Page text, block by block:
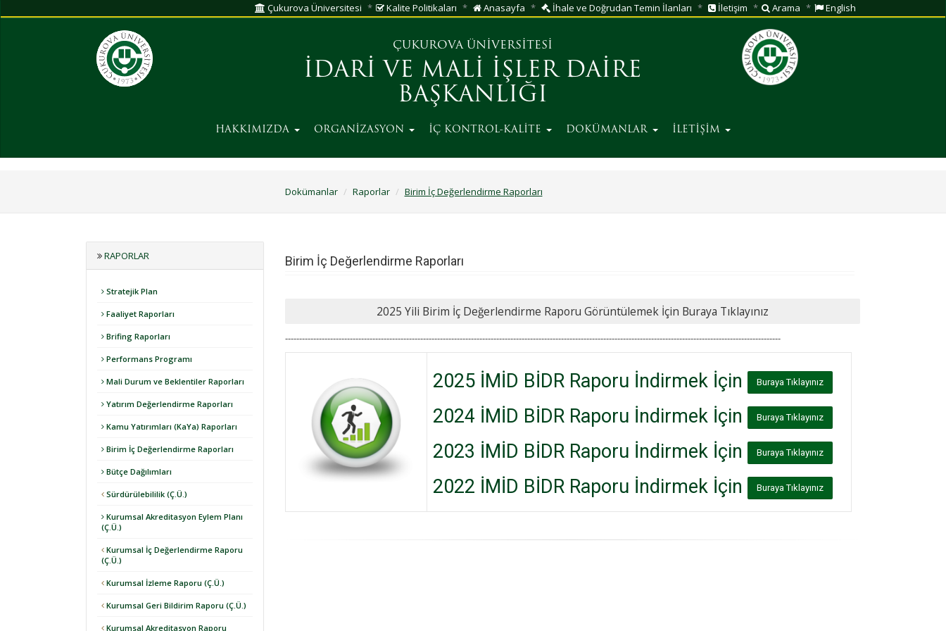
Çukurova Üniversitesi Kalite Politikaları Anasayfa İhale ve Doğrudan Temin İlanları İletişim Arama English
ÇUKUROVA ÜNİVERSİTESİ
İDARİ VE MALİ İŞLER DAİRE
BAŞKANLIĞI
HAKKIMIZDA ORGANİZASYON İÇ KONTROL-KALİTE DOKÜMANLAR İLETİŞİM
Dokümanlar Raporlar Birim İç Değerlendirme Raporları
RAPORLAR
Stratejik Plan
Faaliyet Raporları
Brifing Raporları
Performans Programı
Mali Durum ve Beklentiler Raporları
Yatırım Değerlendirme Raporları
Kamu Yatırımları (KaYa) Raporları
Birim İç Değerlendirme Raporları
Bütçe Dağılımları
Sürdürülebililik (Ç.Ü.)
Kurumsal Akreditasyon Eylem Planı
(Ç.Ü.)
Kurumsal İç Değerlendirme Raporu
(Ç.Ü.)
Kurumsal İzleme Raporu (Ç.Ü.)
Kurumsal Geri Bildirim Raporu (Ç.Ü.)
Kurumsal Akreditasyon Raporu
Birim İç Değerlendirme Raporları
2025 Yili Birim İç Değerlendirme Raporu Görüntülemek İçin Buraya Tıklayınız
--------------------------------------------------------------------------------------------------------------------------------------------------------------------------------
2025 İMİD BİDR Raporu İndirmek İçin Buraya Tıklayınız
2024 İMİD BİDR Raporu İndirmek İçin Buraya Tıklayınız
2023 İMİD BİDR Raporu İndirmek İçin Buraya Tıklayınız
2022 İMİD BİDR Raporu İndirmek İçin Buraya Tıklayınız